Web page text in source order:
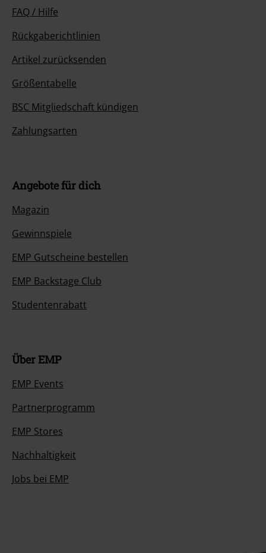
FAQ / Hilfe
Rückgaberichtlinien
Artikel zurücksenden
Größentabelle
BSC Mitgliedschaft kündigen
Zahlungsarten
Angebote für dich
Magazin
Gewinnspiele
EMP Gutscheine bestellen
EMP Backstage Club
Studentenrabatt
Über EMP
EMP Events
Partnerprogramm
EMP Stores
Nachhaltigkeit
Jobs bei EMP